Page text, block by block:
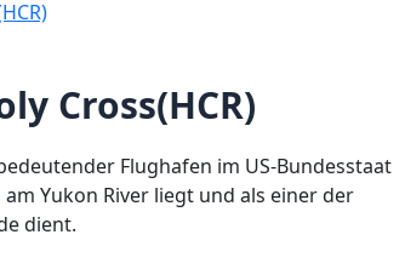
Cross(HCR)
Flughafen im US-Bundesstaat
Yukon River liegt und als einer der
dient.